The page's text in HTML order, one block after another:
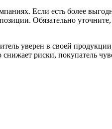
Если есть более
Обязательно
уверен в своей
риски, покупатель